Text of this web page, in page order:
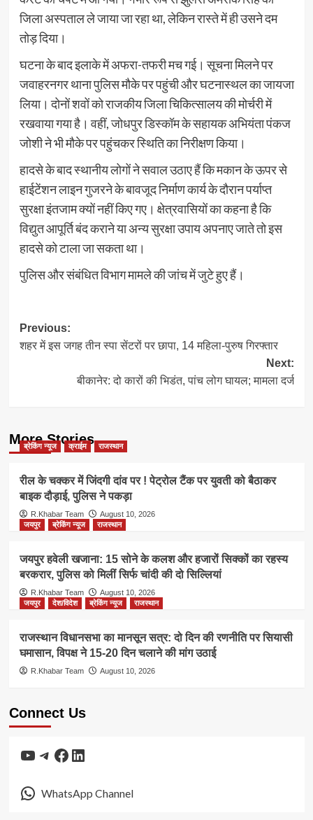
जिला अस्पताल ले जाया जा रहा था, लेकिन रास्ते में ही उसने दम
तोड़ दिया।
घटना के बाद इलाके में अफरा-तफरी मच गई। सूचना मिलने पर
जवाहरनगर थाना पुलिस मौके पर पहुंची और घटनास्थल का जायजा
लिया। दोनों शवों को राजकीय जिला चिकित्सालय की मोर्चरी में
रखवाया गया है। वहीं, जोधपुर डिस्कॉम के सहायक अभियंता पंकज
जोशी ने भी मौके पर पहुंचकर स्थिति का निरीक्षण किया।
हादसे के बाद स्थानीय लोगों ने सवाल उठाए हैं कि मकान के ऊपर से
हाईटेंशन लाइन गुजरने के बावजूद निर्माण कार्य के दौरान पर्याप्त
सुरक्षा इंतजाम क्यों नहीं किए गए। क्षेत्रवासियों का कहना है कि
विद्युत आपूर्ति बंद कराने या अन्य सुरक्षा उपाय अपनाए जाते तो इस
हादसे को टाला जा सकता था।
पुलिस और संबंधित विभाग मामले की जांच में जुटे हुए हैं।
Post
navigation
Previous:
शहर में इस जगह तीन स्पा सेंटरों पर छापा, 14 महिला-पुरुष गिरफ्तार
Next:
बीकानेर: दो कारों की भिडंत, पांच लोग घायल; मामला दर्ज
More Stories
ब्रेकिंग न्यूज क्राईम राजस्थान
रील के चक्कर में जिंदगी दांव पर ! पेट्रोल टैंक पर युवती को बैठाकर
बाइक दौड़ाई, पुलिस ने पकड़ा
R.Khabar Team
August 10, 2026
जयपुर
ब्रेकिंग न्यूज राजस्थान
जयपुर हवेली खजाना: 15 सोने के कलश और हजारों सिक्कों का रहस्य
बरकरार, पुलिस को मिलीं सिर्फ चांदी की दो सिल्लियां
R.Khabar Team
August 10, 2026
जयपुर
देश/विदेश ब्रेकिंग न्यूज राजस्थान
राजस्थान विधानसभा का मानसून सत्र: दो दिन की रणनीति पर सियासी
घमासान, विपक्ष ने 15-20 दिन चलाने की मांग उठाई
R.Khabar Team August 10, 2026
Connect Us
YouTube
Telegram
Facebook
LinkedIn
WhatsApp Channel